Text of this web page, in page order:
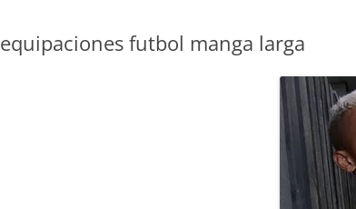
equipaciones futbol manga larga